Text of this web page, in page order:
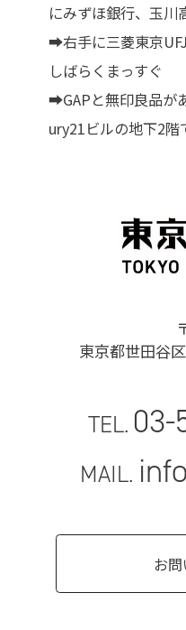
にみずほ銀行、玉川
➡右手に三菱東京
しばらくまっすぐ
➡GAPと無印良品
ury21ビルの地下2階
東京都世田谷
TEL. 03-
MAIL.
お